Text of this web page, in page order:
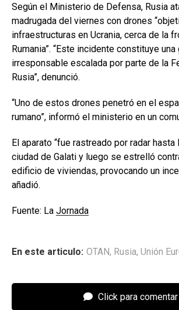
Según el Ministerio de Defensa, Rusia
madrugada del viernes con drones
infraestructuras en Ucrania, cerca de la
Rumania”. “Este incidente constituye una
irresponsable escalada por parte de la
Rusia”, denunció.
“Uno de estos drones penetró en el
rumano”, informó el ministerio en un
El aparato “fue rastreado por radar
ciudad de Galati y luego se estrelló
edificio de viviendas, provocando un
añadió.
Fuente: La Jornada
En este articulo: OTAN, Rusia, Unión
Click para comentar